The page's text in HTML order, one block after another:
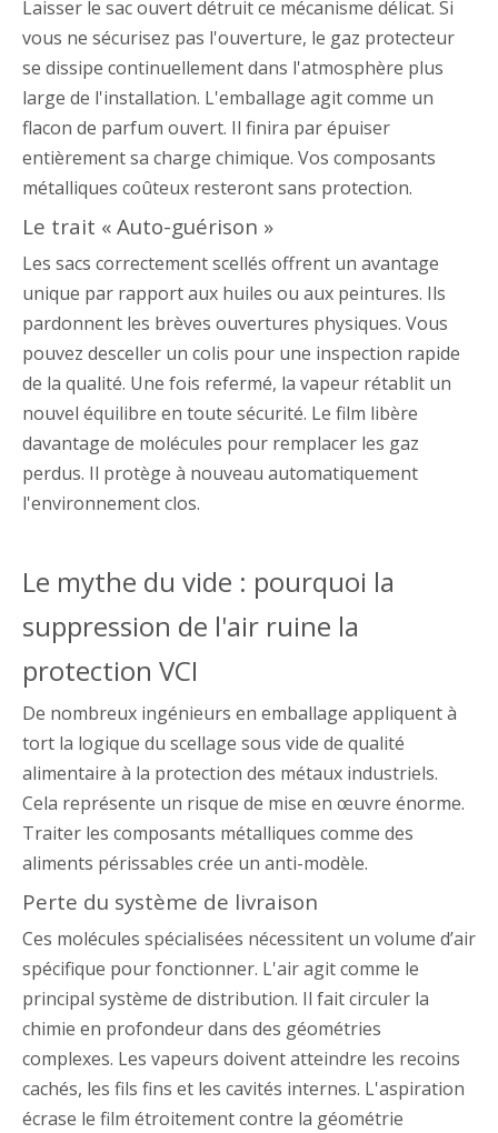
Laisser le sac ouvert détruit ce mécanisme délicat. Si
vous ne sécurisez pas l'ouverture, le gaz protecteur
se dissipe continuellement dans l'atmosphère plus
large de l'installation. L'emballage agit comme un
flacon de parfum ouvert. Il finira par épuiser
entièrement sa charge chimique. Vos composants
métalliques coûteux resteront sans protection.
Le trait « Auto-guérison »
Les sacs correctement scellés offrent un avantage
unique par rapport aux huiles ou aux peintures. Ils
pardonnent les brèves ouvertures physiques. Vous
pouvez desceller un colis pour une inspection rapide
de la qualité. Une fois refermé, la vapeur rétablit un
nouvel équilibre en toute sécurité. Le film libère
davantage de molécules pour remplacer les gaz
perdus. Il protège à nouveau automatiquement
l'environnement clos.
Le mythe du vide : pourquoi la
suppression de l'air ruine la
protection VCI
De nombreux ingénieurs en emballage appliquent à
tort la logique du scellage sous vide de qualité
alimentaire à la protection des métaux industriels.
Cela représente un risque de mise en œuvre énorme.
Traiter les composants métalliques comme des
aliments périssables crée un anti-modèle.
Perte du système de livraison
Ces molécules spécialisées nécessitent un volume d’air
spécifique pour fonctionner. L'air agit comme le
principal système de distribution. Il fait circuler la
chimie en profondeur dans des géométries
complexes. Les vapeurs doivent atteindre les recoins
cachés, les fils fins et les cavités internes. L'aspiration
écrase le film étroitement contre la géométrie